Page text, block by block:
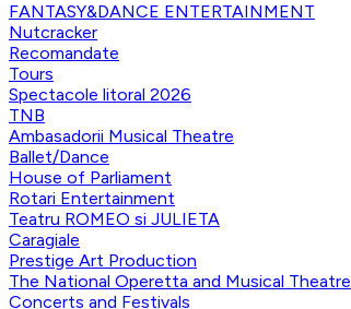
FANTASY&DANCE ENTERTAINMENT
Nutcracker
Recomandate
Tours
Spectacole litoral 2026
TNB
Ambasadorii Musical Theatre
Ballet/Dance
House of Parliament
Rotari Entertainment
Teatru ROMEO si JULIETA
Caragiale
Prestige Art Production
The National Operetta and Musical Theatre
Concerts and Festivals